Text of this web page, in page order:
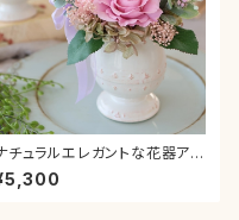
チュラルエレガントな花器アレ
ジメント クリスタルピンク 母
日 カーネーション お祝い 引